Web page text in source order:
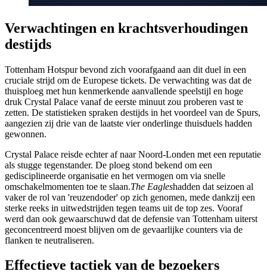
Verwachtingen en krachtsverhoudingen
destijds
Tottenham Hotspur bevond zich voorafgaand aan dit duel in een
cruciale strijd om de Europese tickets. De verwachting was dat de
thuisploeg met hun kenmerkende aanvallende speelstijl en hoge
druk Crystal Palace vanaf de eerste minuut zou proberen vast te
zetten. De statistieken spraken destijds in het voordeel van de Spurs,
aangezien zij drie van de laatste vier onderlinge thuisduels hadden
gewonnen.
Crystal Palace reisde echter af naar Noord-Londen met een reputatie
als stugge tegenstander. De ploeg stond bekend om een
gedisciplineerde organisatie en het vermogen om via snelle
omschakelmomenten toe te slaan.The Eagleshadden dat seizoen al
vaker de rol van 'reuzendoder' op zich genomen, mede dankzij een
sterke reeks in uitwedstrijden tegen teams uit de top zes. Vooraf
werd dan ook gewaarschuwd dat de defensie van Tottenham uiterst
geconcentreerd moest blijven om de gevaarlijke counters via de
flanken te neutraliseren.
Effectieve tactiek van de bezoekers